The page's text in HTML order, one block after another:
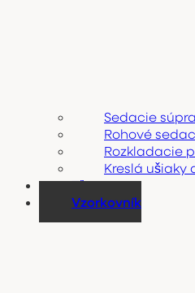
Sedacie
Rohové
Rozkladacie
Kreslá ušiaky
Zľavy
Vzorkovník